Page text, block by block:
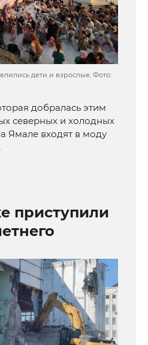
дети и взрослые. Фото:
добралась этим
северных и холодных
Ямале входят в моду
приступили